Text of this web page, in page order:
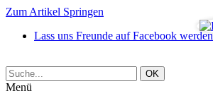
Zum Artikel Springen
Lass uns Freunde auf Facebook werden
Menü